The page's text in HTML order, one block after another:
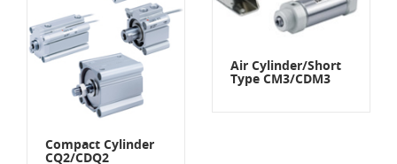
Compact Cylinder
CQ2/CDQ2
Air Cylinder/Short
Type CM3/CDM3